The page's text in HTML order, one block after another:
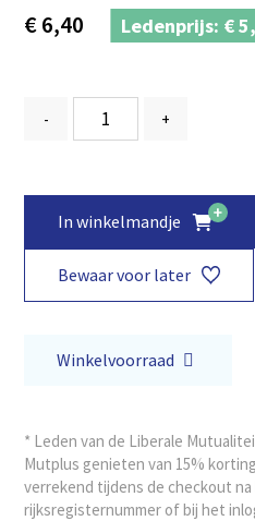
€6,40 Ledenprijs: €
- +
In winkelmandje
Bewaar voor later
Winkelvoorraad
* Leden van de Liberale
Mutplus genieten van 15%
verrekend tijdens de checkout
rijksregisternummer of bij het